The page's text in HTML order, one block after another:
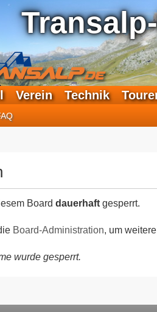
Verein Technik
Board dauerhaftgesperrt.
Board-Administration, um
wurde gesperrt.